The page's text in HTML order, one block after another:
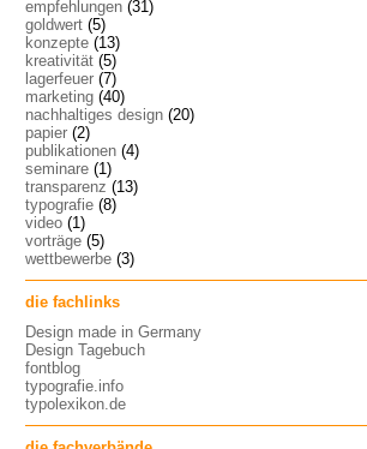
empfehlungen (31)
goldwert (5)
konzepte (13)
kreativität (5)
lagerfeuer (7)
marketing (40)
nachhaltiges design (20)
papier (2)
publikationen (4)
seminare (1)
transparenz (13)
typografie (8)
video (1)
vorträge (5)
wettbewerbe (3)
die fachlinks
Design made in Germany
Design Tagebuch
fontblog
typografie.info
typolexikon.de